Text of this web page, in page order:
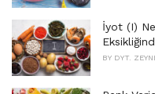
İyot (I)
BY DYT.